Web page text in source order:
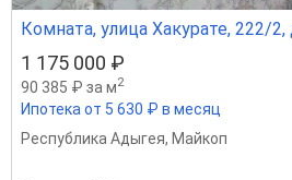
Комната, улица Хакурате, 222/
1 175 000 ₽
90 385 ₽ за м2
Ипотека от 5 630 ₽ в месяц
Республика Адыгея, Майкоп